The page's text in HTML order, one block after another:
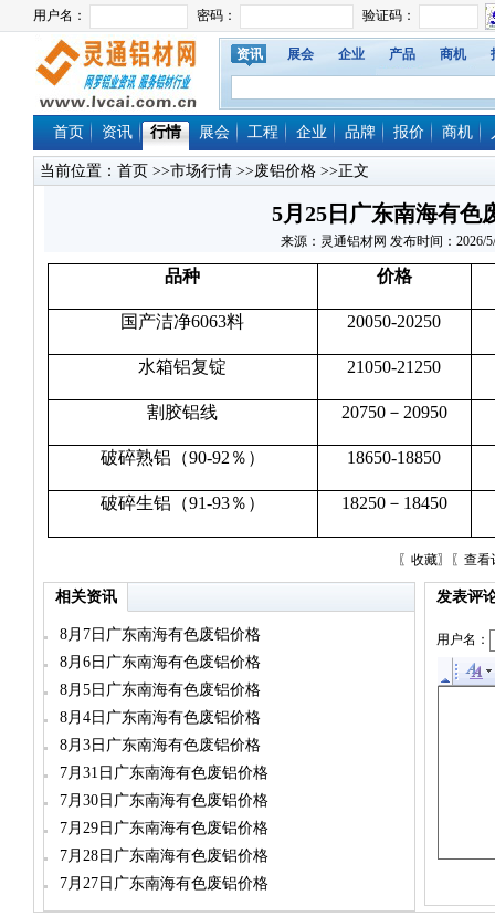
资讯 展会 企业 产品 商机
首页 资讯 行情 展会 工程 企业 品牌 报价 商机
当前位置： 首页 >>市场行情 >>废铝价格 >>正文
5月25日广东南海有色
来源：灵通铝材网 发布时间：2026/
品种 价格
国产洁净6063料 20050-20250
水箱铝复锭 21050-21250
割胶铝线 20750－20950
破碎熟铝（90-92％） 18650-18850
破碎生铝（91-93％） 18250－18450
〖 收藏〗〖 查看
相关资讯
8月7日广东南海有色废铝价格
8月6日广东南海有色废铝价格
8月5日广东南海有色废铝价格
8月4日广东南海有色废铝价格
8月3日广东南海有色废铝价格
7月31日广东南海有色废铝价格
7月30日广东南海有色废铝价格
7月29日广东南海有色废铝价格
7月28日广东南海有色废铝价格
7月27日广东南海有色废铝价格
发表评
用户名：